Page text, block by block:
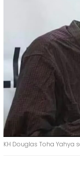
KH Douglas Toha